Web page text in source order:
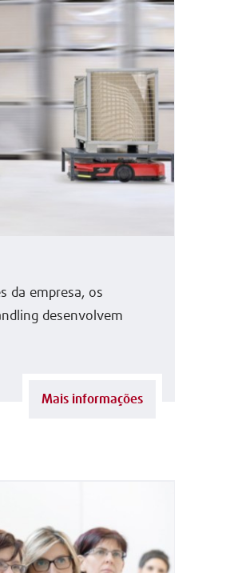
da empresa, os
desenvolvem
Mais informações